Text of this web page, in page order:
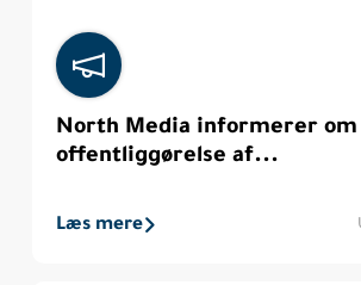
North Media informerer om
offentliggørelse af...
Læs mere